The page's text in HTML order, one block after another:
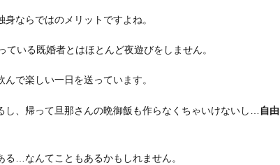
ならではのメリットですよね。
いる既婚者とはほとんど夜遊びをしません。
で楽しい一日を送っています。
、帰って旦那さんの晩御飯も作らなくちゃいけないし…
自由
…なんてこともあるかもしれません。